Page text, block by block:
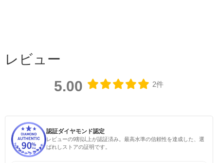
レビュー
5.00 2件
認証ダイヤモンド認定
レビューの9割以上が認証済み。最高水準の信頼性を達成した、選
ばれしストアの証明です。